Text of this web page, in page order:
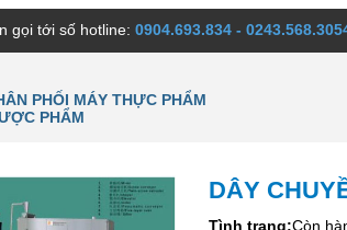
gọi tới số hotline: 0904.693.834 -
PHỐI MÁY THỰC PHẨM
PHẨM
DÂY
Tình trạng:Còn